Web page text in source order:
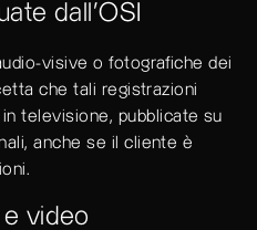
dall’OSI
visive o fotografiche dei
che tali registrazioni
televisione, pubblicate su
anche se il cliente è
video